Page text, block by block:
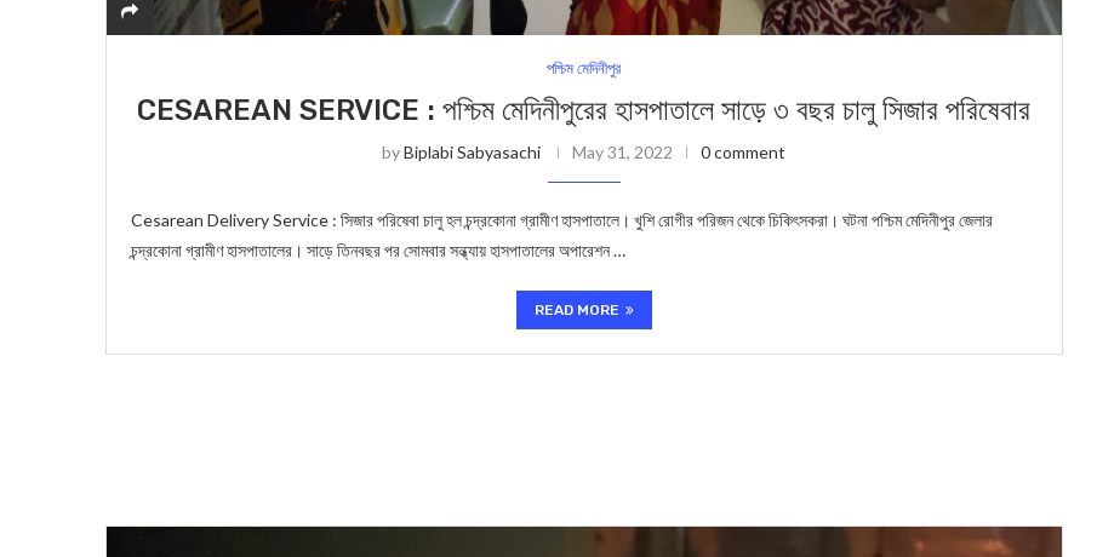
পশ্চিম মেদিনীপুর
CESAREAN SERVICE : পশ্চিম মেদিনীপুরের হাসপাত‍ালে সাড়ে ৩ বছর চালু সিজার পরিষেবার
byBiplabi Sabyasachi May 31, 2022 0 comment
Cesarean Delivery Service : সিজার পরিষেবা চালু হল চন্দ্রকোনা গ্রামীণ হাসপাতালে। খুশি রোগীর পরিজন থেকে চিকিৎসকরা। ঘটনা পশ্চিম মেদিনীপুর জেলার
চন্দ্রকোনা গ্রামীণ হাসপাতালের। সাড়ে তিনবছর পর সোমবার সন্ধ্যায় হাসপাতালের অপারেশন …
READ MORE